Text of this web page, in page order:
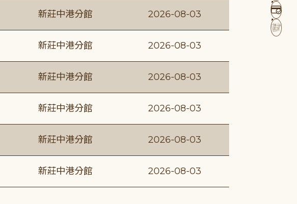
新莊中港分館 2026-08-03
新莊中港分館 2026-08-03
新莊中港分館 2026-08-03
新莊中港分館 2026-08-03
新莊中港分館 2026-08-03
新莊中港分館 2026-08-03